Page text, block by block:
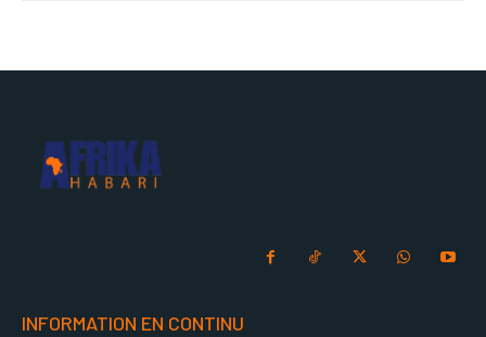
INFORMATION EN CONTINU